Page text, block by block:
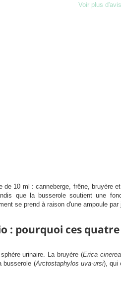
Voir plus
10 ml : canneberge, frêne, bruyère
que la busserole soutient une
se prend à raison d'une ampoule par
: pourquoi ces quatre
urinaire. La bruyère (Erica cinerea
busserole (Arctostaphylos uva-ursi), qui